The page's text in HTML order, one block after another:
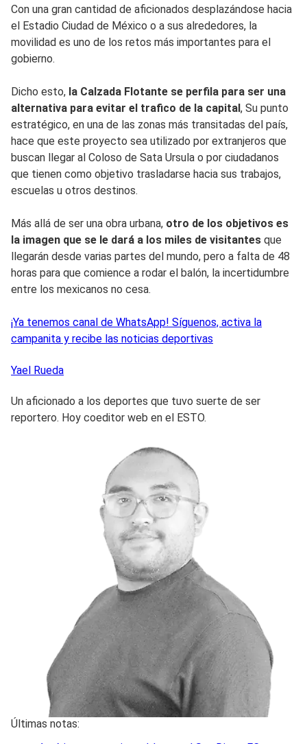
Con una gran cantidad de aficionados desplazándose hacia
el Estadio Ciudad de México o a sus alrededores, la
movilidad es uno de los retos más importantes para el
gobierno.
Dicho esto, la Calzada Flotante se perfila para ser una
alternativa para evitar el trafico de la capital, Su punto
estratégico, en una de las zonas más transitadas del país,
hace que este proyecto sea utilizado por extranjeros que
buscan llegar al Coloso de Sata Ursula o por ciudadanos
que tienen como objetivo trasladarse hacia sus trabajos,
escuelas u otros destinos.
Más allá de ser una obra urbana, otro de los objetivos es
la imagen que se le dará a los miles de visitantes que
llegarán desde varias partes del mundo, pero a falta de 48
horas para que comience a rodar el balón, la incertidumbre
entre los mexicanos no cesa.
¡Ya tenemos canal de WhatsApp! Síguenos, activa la
campanita y recibe las noticias deportivas
Yael Rueda
Un aficionado a los deportes que tuvo suerte de ser
reportero. Hoy coeditor web en el ESTO.
Últimas notas: